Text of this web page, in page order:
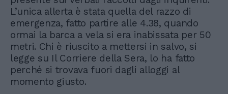
L’unica allerta è stata quella del razzo di
emergenza, fatto partire alle 4.38, quando
ormai la barca a vela si era inabissata per 50
metri. Chi è riuscito a mettersi in salvo, si
legge su Il Corriere della Sera, lo ha fatto
perché si trovava fuori dagli alloggi al
momento giusto.